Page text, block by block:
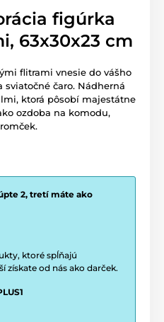
figúrka
63x30x23 cm
flitrami vnesie do vášho
čaro. Nádherná
ktorá pôsobí majestátne
ozdoba na komodu,
2, tretí máte ako
ktoré spĺňajú
získate od nás ako darček.